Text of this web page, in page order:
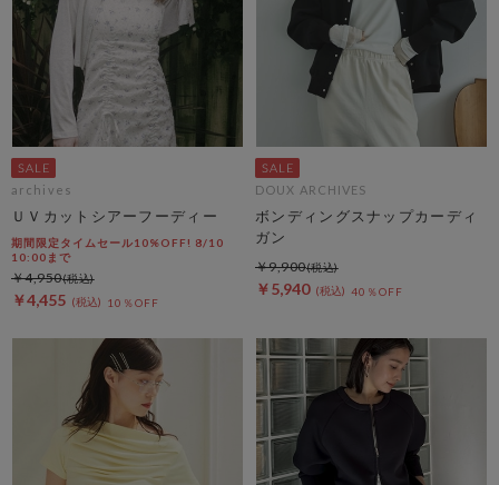
archives
ＵＶカットシアーフーディー
期間限定タイムセール10%OFF! 8/10
10:00まで
￥4,455 10％OFF
￥4,950
DOUX ARCHIVES
ボンディングスナップカーディ
ガン
￥5,940 40％OFF
￥9,900